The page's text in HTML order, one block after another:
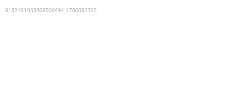
9182161008868500494:1786092303